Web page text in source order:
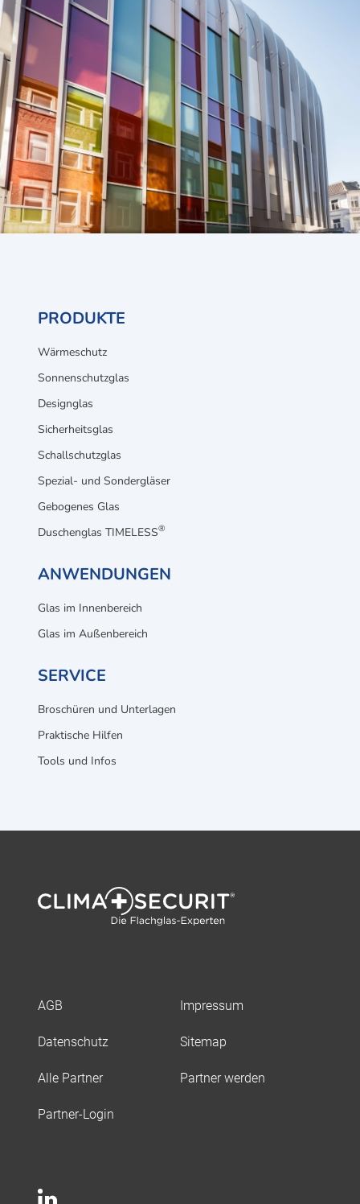
PRODUKTE
Wärmeschutz
Sonnenschutzglas
Designglas
Sicherheitsglas
Schallschutzglas
Spezial- und Sondergläser
Gebogenes Glas
Duschenglas TIMELESS®
ANWENDUNGEN
Glas im Innenbereich
Glas im Außenbereich
SERVICE
Broschüren und Unterlagen
Praktische Hilfen
Tools und Infos
AGB Impressum
Datenschutz Sitemap
Alle Partner Partner werden
Partner-Login